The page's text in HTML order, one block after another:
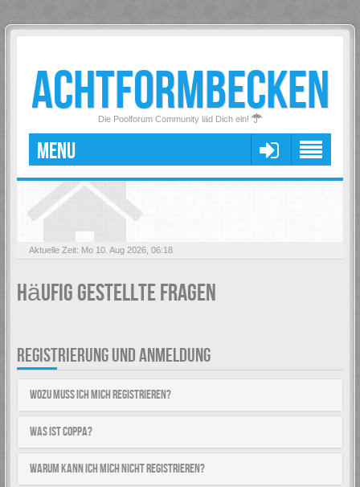
ACHTFORMBECKEN
Die Poolforum Community läd Dich ein!
MENU
Aktuelle Zeit: Mo 10. Aug 2026, 06:18
Häufig gestellte Fragen
REGISTRIERUNG UND ANMELDUNG
Wozu muss ich mich registrieren?
Was ist COPPA?
Warum kann ich mich nicht registrieren?